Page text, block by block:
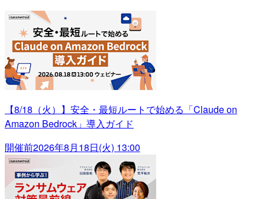
【8/18（火）】安全・最短ルートで始める「Claude on
Amazon Bedrock」導入ガイド
開催前2026年8月18日(火) 13:00